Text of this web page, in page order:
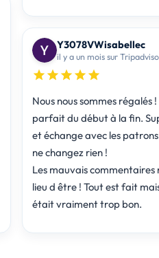
Y3078VWisabellec
il y a un mois sur
Nous nous sommes régalés
parfait du début à la fin. Super accueil
et échange avec les
ne changez rien !
Les mauvais commentaires
lieu d être ! Tout est fait
était vraiment trop bon.